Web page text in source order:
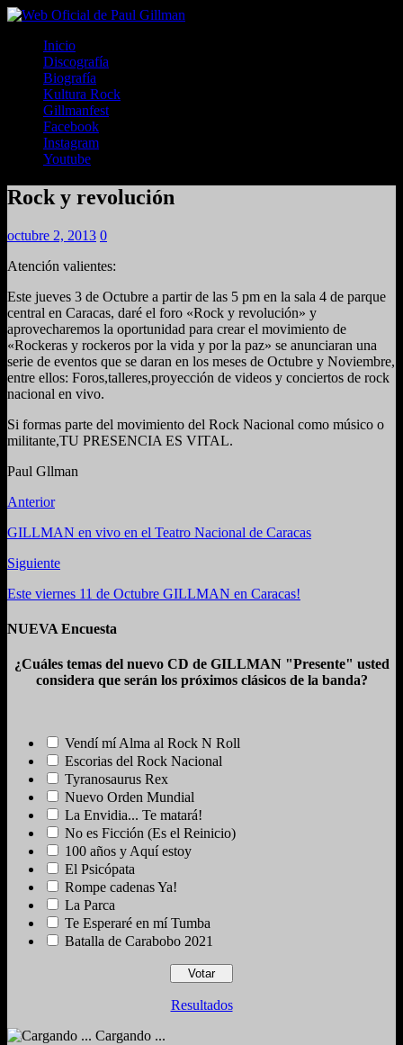
Inicio
Discografía
Biografía
Kultura Rock
Gillmanfest
Facebook
Instagram
Youtube
Rock y revolución
octubre 2, 2013 0
Atención valientes:
Este jueves 3 de Octubre a partir de las 5 pm en la sala 4 de parque
central en Caracas, daré el foro «Rock y revolución» y
aprovecharemos la oportunidad para crear el movimiento de
«Rockeras y rockeros por la vida y por la paz» se anunciaran una
serie de eventos que se daran en los meses de Octubre y Noviembre,
entre ellos: Foros,talleres,proyección de videos y conciertos de rock
nacional en vivo.
Si formas parte del movimiento del Rock Nacional como músico o
militante,TU PRESENCIA ES VITAL.
Paul Gllman
Anterior
GILLMAN en vivo en el Teatro Nacional de Caracas
Siguiente
Este viernes 11 de Octubre GILLMAN en Caracas!
NUEVA Encuesta
¿Cuáles temas del nuevo CD de GILLMAN "Presente" usted
considera que serán los próximos clásicos de la banda?
Vendí mí Alma al Rock N Roll
Escorias del Rock Nacional
Tyranosaurus Rex
Nuevo Orden Mundial
La Envidia... Te matará!
No es Ficción (Es el Reinicio)
100 años y Aquí estoy
El Psicópata
Rompe cadenas Ya!
La Parca
Te Esperaré en mí Tumba
Batalla de Carabobo 2021
Resultados
Cargando ...